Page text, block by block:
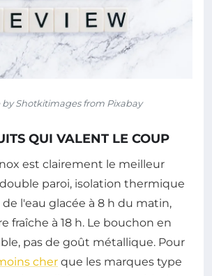
Shotkitimages from Pixabay
QUI VALENT LE COUP
est clairement le meilleur
paroi, isolation thermique
l'eau glacée à 8 h du matin,
fraîche à 18 h. Le bouchon en
pas de goût métallique. Pour
cher que les marques type